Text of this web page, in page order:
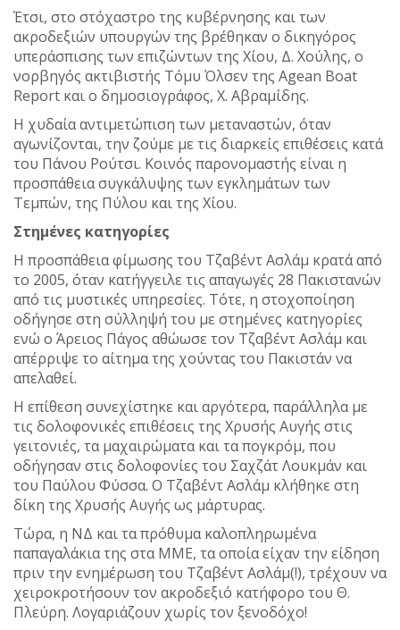
Έτσι, στο στόχαστρο της κυβέρνησης και των
ακροδεξιών υπουργών της βρέθηκαν ο δικηγόρος
υπεράσπισης των επιζώντων της Χίου, Δ. Χούλης, ο
νορβηγός ακτιβιστής Τόμυ Όλσεν της Agean Boat
Report και ο δημοσιογράφος, Χ. Αβραμίδης.
Η χυδαία αντιμετώπιση των μεταναστών, όταν
αγωνίζονται, την ζούμε με τις διαρκείς επιθέσεις κατά
του Πάνου Ρούτσι. Κοινός παρονομαστής είναι η
προσπάθεια συγκάλυψης των εγκλημάτων των
Τεμπών, της Πύλου και της Χίου.
Στημένες κατηγορίες
Η προσπάθεια φίμωσης του Τζαβέντ Ασλάμ κρατά από
το 2005, όταν κατήγγειλε τις απαγωγές 28 Πακιστανών
από τις μυστικές υπηρεσίες. Τότε, η στοχοποίηση
οδήγησε στη σύλληψή του με στημένες κατηγορίες
ενώ ο Άρειος Πάγος αθώωσε τον Τζαβέντ Ασλάμ και
απέρριψε το αίτημα της χούντας του Πακιστάν να
απελαθεί.
Η επίθεση συνεχίστηκε και αργότερα, παράλληλα με
τις δολοφονικές επιθέσεις της Χρυσής Αυγής στις
γειτονιές, τα μαχαιρώματα και τα πογκρόμ, που
οδήγησαν στις δολοφονίες του Σαχζάτ Λουκμάν και
του Παύλου Φύσσα. Ο Τζαβέντ Ασλάμ κλήθηκε στη
δίκη της Χρυσής Αυγής ως μάρτυρας.
Τώρα, η ΝΔ και τα πρόθυμα καλοπληρωμένα
παπαγαλάκια της στα ΜΜΕ, τα οποία είχαν την είδηση
πριν την ενημέρωση του Τζαβέντ Ασλάμ(!), τρέχουν να
χειροκροτήσουν τον ακροδεξιό κατήφορο του Θ.
Πλεύρη. Λογαριάζουν χωρίς τον ξενοδόχο!